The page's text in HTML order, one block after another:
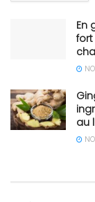
En
fort
au